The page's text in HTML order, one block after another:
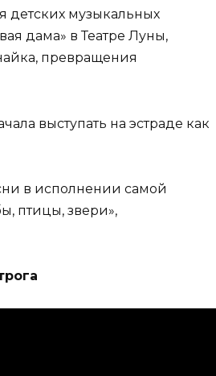
детских музыкальных
дама» в Театре Луны,
превращения
выступать на эстраде как
в исполнении самой
птицы, звери»,